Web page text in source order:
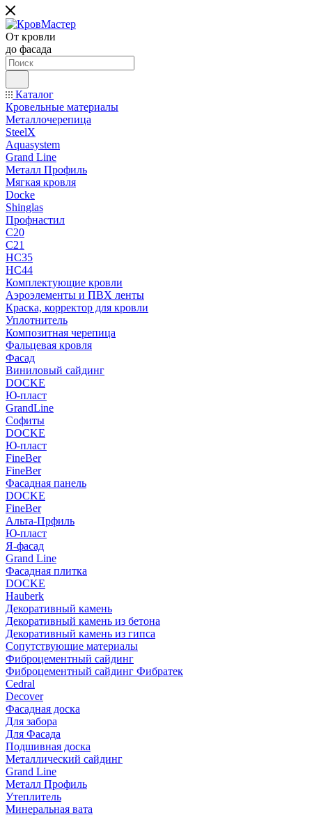
От кровли
до фасада
Каталог
Кровельные материалы
Металлочерепица
SteelX
Aquasystem
Grand Line
Металл Профиль
Мягкая кровля
Docke
Shinglas
Профнастил
C20
C21
НС35
НС44
Комплектующие кровли
Аэроэлементы и ПВХ ленты
Краска, корректор для кровли
Уплотнитель
Композитная черепица
Фальцевая кровля
Фасад
Виниловый сайдинг
DOCKE
Ю-пласт
GrandLine
Софиты
DOCKE
Ю-пласт
FineBer
FineBer
Фасадная панель
DOCKE
FineBer
Альта-Прфиль
Ю-пласт
Я-фасад
Grand Line
Фасадная плитка
DOCKE
Hauberk
Декоративный камень
Декоративный камень из бетона
Декоративный камень из гипса
Сопутствующие материалы
Фиброцементный сайдинг
Фиброцементный сайдинг Фибратек
Cedral
Decover
Фасадная доска
Для забора
Для Фасада
Подшивная доска
Металлический сайдинг
Grand Line
Металл Профиль
Утеплитель
Минеральная вата